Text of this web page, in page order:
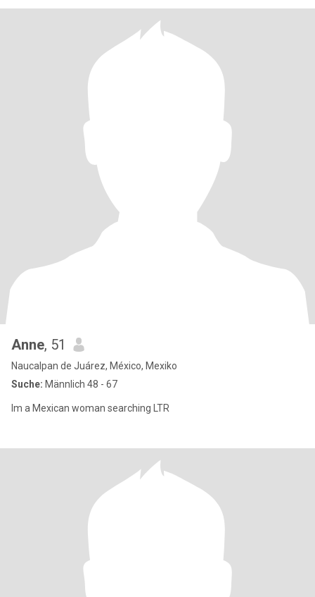
Anne, 51
Naucalpan de Juárez, México, Mexiko
Suche: Männlich 48 - 67
Im a Mexican woman searching LTR